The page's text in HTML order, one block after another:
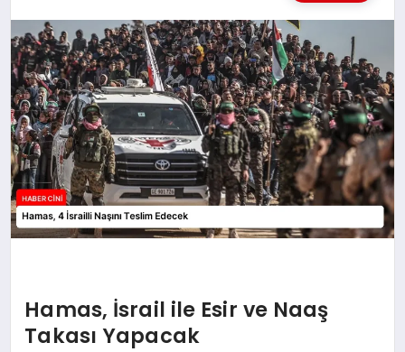
GENEL
EKONOMI
YEREL HABERLER
GÜNDEM
Hamas, İsrail ile Esir ve Naaş
Takası Yapacak